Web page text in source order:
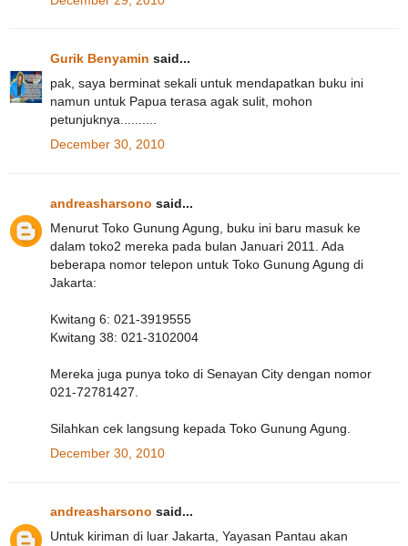
Gurik Benyamin said...
pak, saya berminat sekali untuk mendapatkan buku ini
namun untuk Papua terasa agak sulit, mohon
petunjuknya..........
December 30, 2010
andreasharsono said...
Menurut Toko Gunung Agung, buku ini baru masuk ke
dalam toko2 mereka pada bulan Januari 2011. Ada
beberapa nomor telepon untuk Toko Gunung Agung di
Jakarta:
Kwitang 6: 021-3919555
Kwitang 38: 021-3102004
Mereka juga punya toko di Senayan City dengan nomor
021-72781427.
Silahkan cek langsung kepada Toko Gunung Agung.
December 30, 2010
andreasharsono said...
Untuk kiriman di luar Jakarta, Yayasan Pantau akan